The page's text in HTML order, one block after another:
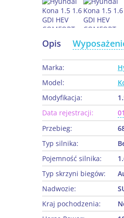
Opis
Marka:
Model:
Modyfikacja:
Data rejestracji:
Przebieg:
Typ silnika:
Pojemność silnika:
Typ skrzyni biegów:
Nadwozie:
Kraj pochodzenia: